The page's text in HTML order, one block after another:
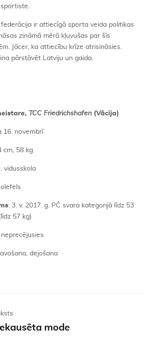
sportiste.
federācija ir attiecīgā sporta veida politikas
zināmā mērā kļuvušas par šīs
Jācer, ka attiecību krīze atrisināsies.
pārstāvēt Latviju un gaida.
TCC Friedrichshafen (Vācija)
16. novembrī
cm, 58 kg
vidusskola
: 3. v. 2017. g. PČ svara kategorijā līdz 53
57 kg)
neprecējusies
dejošana
mode